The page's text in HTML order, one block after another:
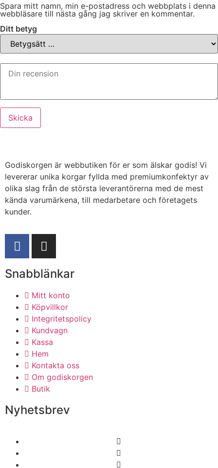
Spara mitt namn, min e-postadress och webbplats i denna
webbläsare till nästa gång jag skriver en kommentar.
Ditt betyg
Godiskorgen är webbutiken för er som älskar godis! Vi
levererar unika korgar fyllda med premiumkonfektyr av
olika slag från de största leverantörerna med de mest
kända varumärkena, till medarbetare och företagets
kunder.
Snabblänkar
Mitt konto
Köpvillkor
Integritetspolicy
Kundvagn
Kassa
Hem
Kontakta oss
Om godiskorgen
Butik
Nyhetsbrev